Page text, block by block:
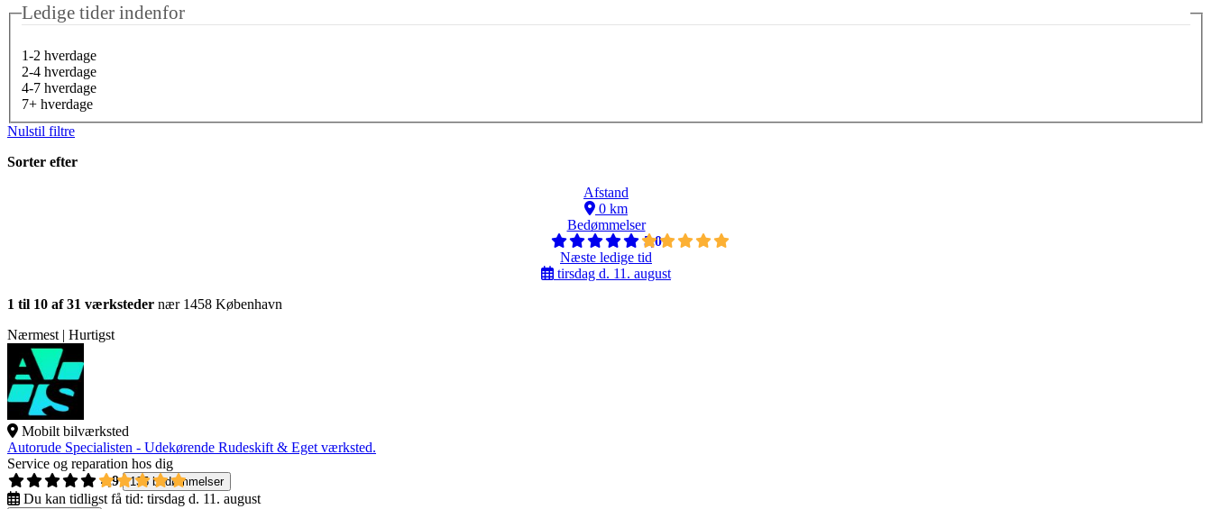
Ledige tider indenfor
1-2 hverdage
2-4 hverdage
4-7 hverdage
7+ hverdage
Nulstil filtre
Sorter efter
Afstand
0 km
Bedømmelser
5,0
Næste ledige tid
tirsdag d. 11. august
1 til 10 af 31 værksteder nær 1458 København
Nærmest | Hurtigst
Mobilt bilværksted
Autorude Specialisten - Udekørende Rudeskift & Eget værksted.
Service og reparation hos dig
4,9
135 bedømmelser
Du kan tidligst få tid: tirsdag d. 11. august